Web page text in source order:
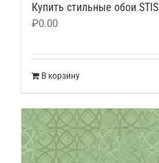
Купить стильные обои STIS
₽0.00
В корзину